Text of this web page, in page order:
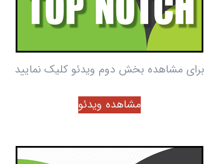
برای مشاهده بخش دوم ویدئو کلیک نمایید
مشاهده ویدئو